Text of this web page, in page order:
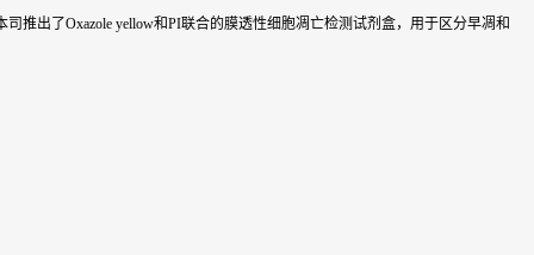
推出了Oxazole yellow和PI联合的膜透性细胞凋亡检测试剂盒，用于区分早凋和